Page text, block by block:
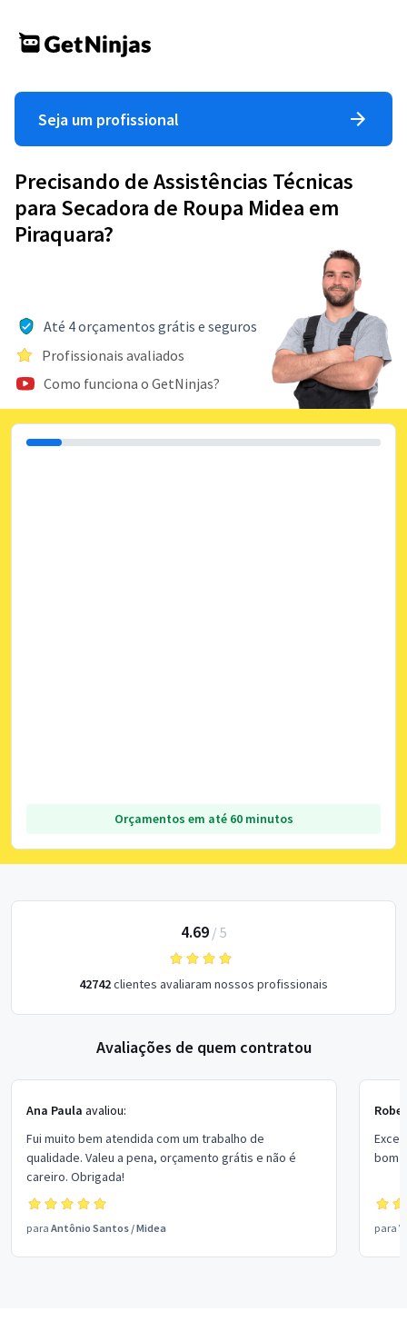
Seja um profissional
Precisando de Assistências Técnicas
para Secadora de Roupa Midea em
Piraquara?
Até 4 orçamentos grátis e seguros
Profissionais avaliados
Como funciona o GetNinjas?
Orçamentos em até 60 minutos
4.69/ 5
42742clientes avaliaram nossos profissionais
Avaliações de quem contratou
Ana Paula avaliou:
Fui muito bem atendida com um trabalho de
qualidade. Valeu a pena, orçamento grátis e não é
careiro. Obrigada!
para Antônio Santos /Midea
bom
para